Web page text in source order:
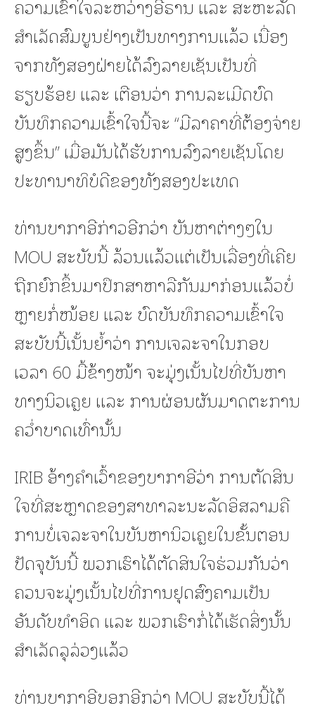
ຄວາມເຂົ້າໃຈລະຫວ່າງອີຣານ ແລະ ສະຫະລັດ
ສຳເລັດສົມບູນຢ່າງເປັນທາງການແລ້ວ ເນື່ອງ
ຈາກທັງສອງຝ່າຍໄດ້ລົງລາຍເຊັນເປັນທີ່
ຮຽບຮ້ອຍ ແລະ ເຕືອນວ່າ ການລະເມີດບົດ
ບັນທຶກຄວາມເຂົ້າໃຈນີ້ຈະ “ມີລາຄາທີ່ຕ້ອງຈ່າຍ
ສູງຂຶ້ນ” ເມື່ອມັນໄດ້ຮັບການລົງລາຍເຊັນໂດຍ
ປະທານາທິບໍດີຂອງທັງສອງປະເທດ
ທ່ານບາກາອີກ່າວອີກວ່າ ບັນຫາຕ່າງໆໃນ
MOU ສະບັບນີ້ ລ້ວນແລ້ວແຕ່ເປັນເລື່ອງທີ່ເຄີຍ
ຖືກຍົກຂຶ້ນມາປຶກສາຫາລືກັນມາກ່ອນແລ້ວບໍ່
ຫຼາຍກໍ່ໜ້ອຍ ແລະ ບົດບັນທຶກຄວາມເຂົ້າໃຈ
ສະບັບນີ້ເນັ້ນຍ້ຳວ່າ ການເຈລະຈາໃນກອບ
ເວລາ 60 ມື້ຂ້າງໜ້າ ຈະມຸ່ງເນັ້ນໄປທີ່ບັນຫາ
ທາງນິວເຄຼຍ ແລະ ການຜ່ອນຜັນມາດຕະການ
ຄວ່ຳບາດເທົ່ານັ້ນ
IRIB ອ້າງຄຳເວົ້າຂອງບາກາອີວ່າ ການຕັດສິນ
ໃຈທີ່ສະຫຼາດຂອງສາທາລະນະລັດອິສລາມຄື
ການບໍ່ເຈລະຈາໃນບັນຫານິວເຄຼຍໃນຂັ້ນຕອນ
ປັດຈຸບັນນີ້ ພວກເຮົາໄດ້ຕັດສິນໃຈຮ່ວມກັນວ່າ
ຄວນຈະມຸ່ງເນັ້ນໄປທີ່ການຢຸດສົງຄາມເປັນ
ອັນດັບທຳອິດ ແລະ ພວກເຮົາກໍ່ໄດ້ເຮັດສິ່ງນັ້ນ
ສຳເລັດລຸລ່ວງແລ້ວ
ທ່ານບາກາອີບອກອີກວ່າ MOU ສະບັບນີ້ໄດ້